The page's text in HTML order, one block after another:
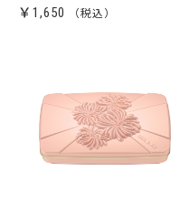
￥1,650